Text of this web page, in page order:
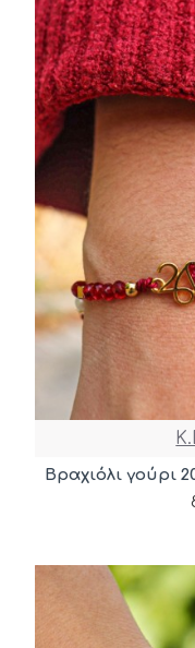
Βραχιόλι γούρι